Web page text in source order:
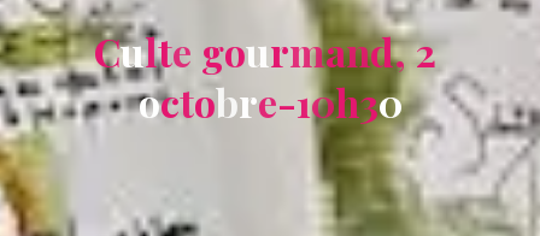
Culte gourmand,2
octobre-10h30